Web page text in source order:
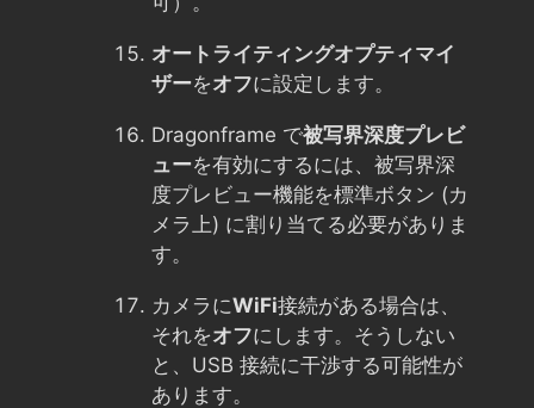
オートライティングオプティマイ
ザーをオフに設定します。
Dragonframe で被写界深度プレビ
ューを有効にするには、被写界深
度プレビュー機能を標準ボタン (カ
メラ上) に割り当てる必要がありま
す。
カメラにWiFi接続がある場合は、
それをオフにします。そうしない
と、USB 接続に干渉する可能性が
あります。